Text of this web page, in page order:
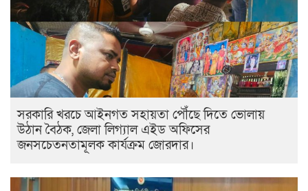
সরকারি খরচে আইনগত সহায়তা পৌঁছে দিতে ভোলায়
উঠান বৈঠক, জেলা লিগ্যাল এইড অফিসের
জনসচেতনতামূলক কার্যক্রম জোরদার।